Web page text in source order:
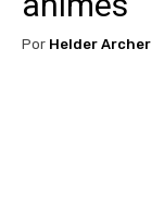
Por Helder Archer